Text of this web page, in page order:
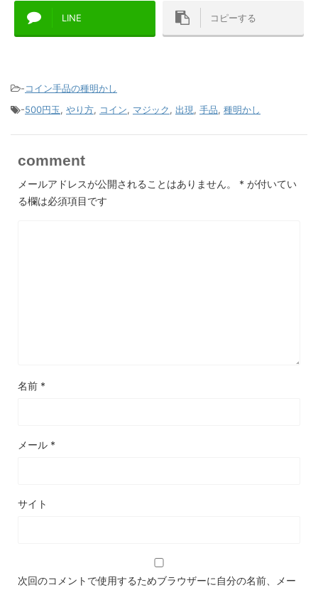
LINE コピーする
-コイン手品の種明かし
-500円玉, やり方, コイン, マジック, 出現, 手品, 種明かし
comment
メールアドレスが公開されることはありません。 * が付いてい
る欄は必須項目です
名前 *
メール *
サイト
次回のコメントで使用するためブラウザーに自分の名前、メー